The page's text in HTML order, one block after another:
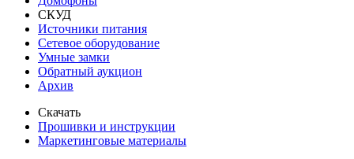
СКУД
Источники питания
Сетевое оборудование
Умные замки
Обратный аукцион
Архив
Скачать
Прошивки и инструкции
Маркетинговые материалы